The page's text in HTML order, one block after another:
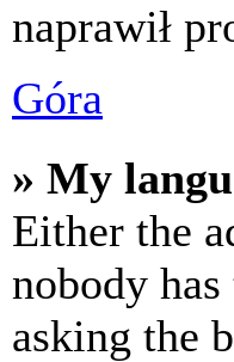
naprawił
Góra
» My
Either the
nobody
asking the